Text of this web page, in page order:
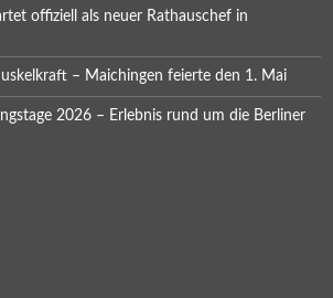
offiziell als neuer Rathauschef in
– Maichingen feierte den 1. Mai
2026 – Erlebnis rund um die Berliner